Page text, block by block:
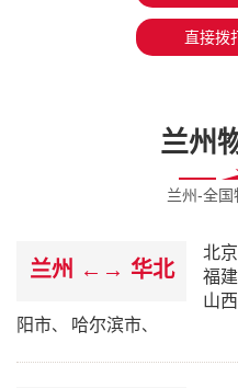
直接拨
兰州
兰州-全国
兰州 ←→ 华北
北京
福建
山西
阳市、 哈尔滨市、